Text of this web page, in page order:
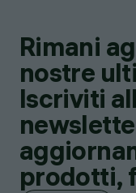
Rimani
nostre
Iscriviti
prodotti,